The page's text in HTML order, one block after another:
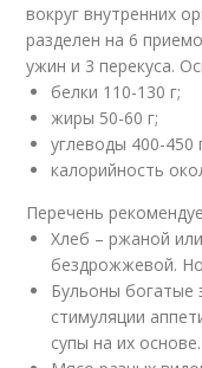
вокруг внутренних
разделен на 6
ужин и 3 перекуса.
белки 110-130 г;
жиры 50-60 г;
углеводы 400-450
калорийность
Перечень
Хлеб – ржаной
бездрожжевой.
Бульоны богатые
стимуляции
супы на их основе.